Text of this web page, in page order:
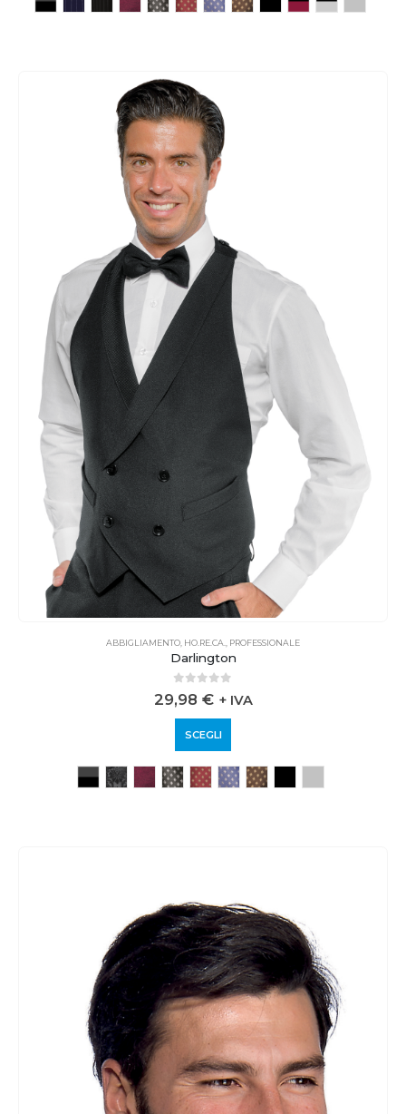
ABBIGLIAMENTO HO.RE.CA. PROFESSIONALE
Darlington
0out of 5
29,98 € + IVA
SCEGLI